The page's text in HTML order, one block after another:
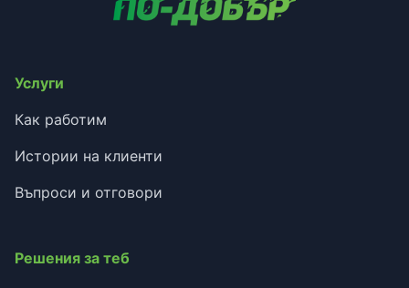
Услуги
Как работим
Истории на клиенти
Въпроси и отговори
Решения за теб